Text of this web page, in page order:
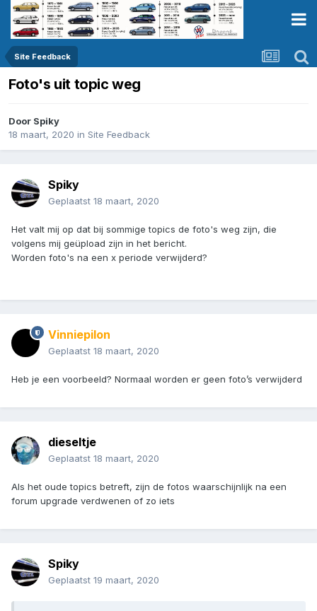
Site Feedback
Foto's uit topic weg
Door Spiky
18 maart, 2020 in Site Feedback
Spiky
Geplaatst 18 maart, 2020
Het valt mij op dat bij sommige topics de foto's weg zijn, die
volgens mij geüpload zijn in het bericht.
Worden foto's na een x periode verwijderd?
Vinniepilon
Geplaatst 18 maart, 2020
Heb je een voorbeeld? Normaal worden er geen foto’s verwijderd
dieseltje
Geplaatst 18 maart, 2020
Als het oude topics betreft, zijn de fotos waarschijnlijk na een
forum upgrade verdwenen of zo iets
Spiky
Geplaatst 19 maart, 2020